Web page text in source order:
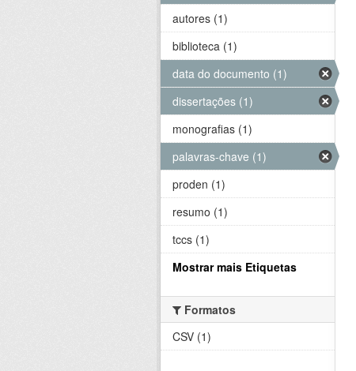
autores (1)
biblioteca (1)
data do documento (1)
dissertações (1)
monografias (1)
palavras-chave (1)
proden (1)
resumo (1)
tccs (1)
Mostrar mais Etiquetas
Formatos
CSV (1)